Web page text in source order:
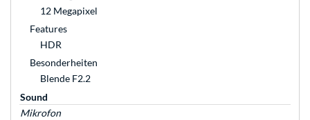
12 Megapixel
Features
HDR
Besonderheiten
Blende F2.2
Sound
Mikrofon